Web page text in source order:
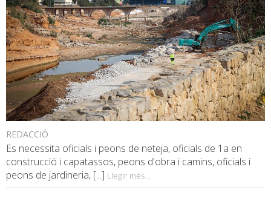
REDACCIÓ
Es necessita oficials i peons de neteja, oficials de 1a en
construcció i capatassos, peons d'obra i camins, oficials i
peons de jardineria, [...] Llegir més...